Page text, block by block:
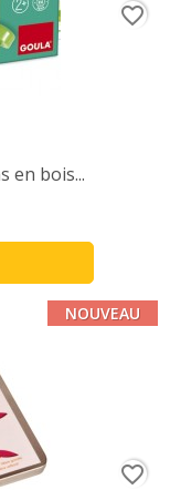
en bois...
favorite_border
NOUVEAU
favorite_border